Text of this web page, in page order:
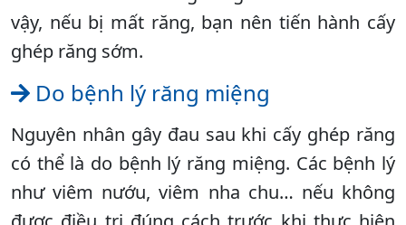
vậy, nếu bị mất răng, bạn nên tiến hành cấy
ghép răng sớm.
Do bệnh lý răng miệng
Nguyên nhân gây đau sau khi cấy ghép răng
có thể là do bệnh lý răng miệng. Các bệnh lý
như viêm nướu, viêm nha chu… nếu không